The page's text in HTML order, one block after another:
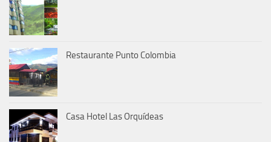
Restaurante Punto Colombia
Casa Hotel Las Orquídeas